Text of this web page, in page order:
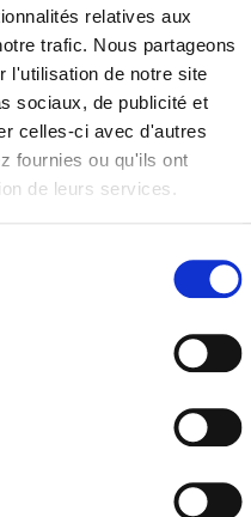
relatives aux
trafic. Nous partageons
l'utilisation de notre site
sociaux, de publicité et
celles-ci avec d'autres
fournies ou qu'ils ont
de leurs services.
France
talents